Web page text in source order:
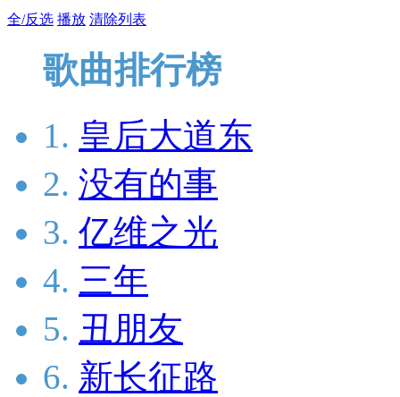
全/反选 播放 清除列表
歌曲排行榜
1. 皇后大道东
2. 没有的事
3. 亿维之光
4. 三年
5. 丑朋友
6. 新长征路